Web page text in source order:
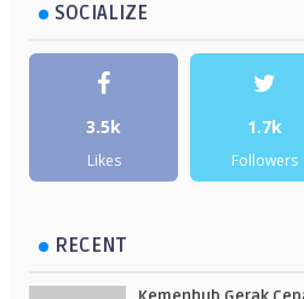
SOCIALIZE
3.5k
Likes
1.7k
Followers
RECENT